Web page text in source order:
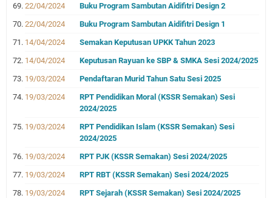
22/04/2024
Buku Program Sambutan Aidifitri Design 2
22/04/2024
Buku Program Sambutan Aidifitri Design 1
14/04/2024
Semakan Keputusan UPKK Tahun 2023
14/04/2024
Keputusan Rayuan ke SBP & SMKA Sesi 2024/2025
19/03/2024
Pendaftaran Murid Tahun Satu Sesi 2025
19/03/2024
RPT Pendidikan Moral (KSSR Semakan) Sesi
2024/2025
19/03/2024
RPT Pendidikan Islam (KSSR Semakan) Sesi
2024/2025
19/03/2024
RPT PJK (KSSR Semakan) Sesi 2024/2025
19/03/2024
RPT RBT (KSSR Semakan) Sesi 2024/2025
19/03/2024
RPT Sejarah (KSSR Semakan) Sesi 2024/2025